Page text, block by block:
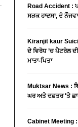
Road Accident :
ਸੜਕ ਹਾਦਸਾ, ਦੋ
Kiranjit kaur
ਦੇ ਵਿਰੋਧ ’ਚ ਪੈਟਰੋਲ
ਮਾਤਾ-ਪਿਤਾ
Muktsar News :
ਘਰ ਅਤੇ ਦਫ਼ਤਰ 'ਤੇ
Cabinet Meeting